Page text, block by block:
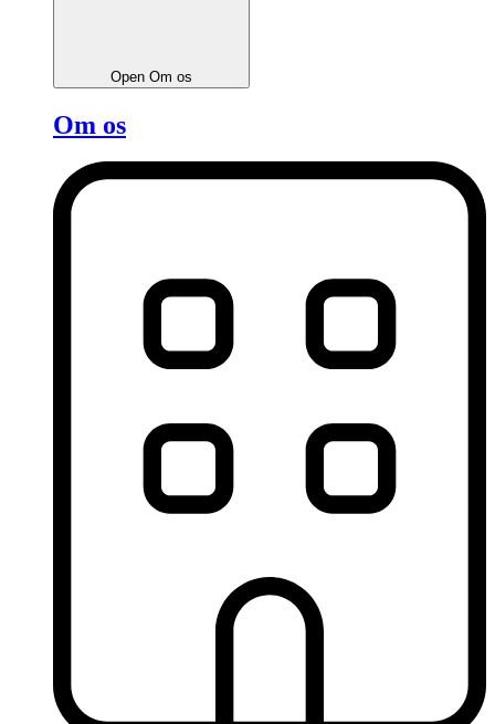
Open Om os
Om os